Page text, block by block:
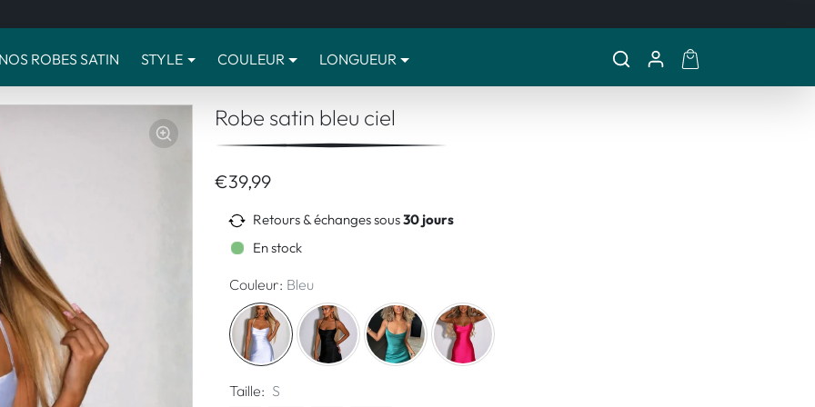
NOS ROBES SATIN STYLE COULEUR LONGUEUR
Robe satin bleu ciel
€39,99
Retours & échanges sous30 jours
En stock
Couleur: Bleu
Taille: S